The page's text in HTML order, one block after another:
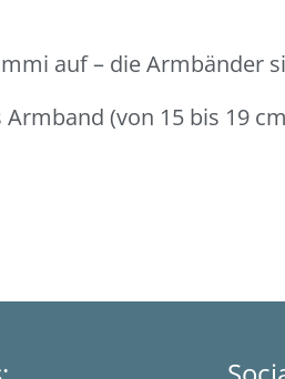
auf – die Armbänder
(von 15 bis 19